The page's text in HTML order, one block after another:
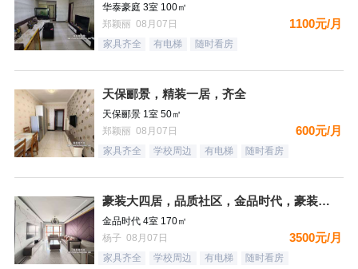
华泰豪庭 3室 100㎡
郑颖丽 08月07日
1100元/月
家具齐全 有电梯 随时看房
天保郦景，精装一居，齐全
天保郦景 1室 50㎡
郑颖丽 08月07日
600元/月
家具齐全 学校周边 有电梯 随时看房
豪装大四居，品质社区，金品时代，豪装双卫，看房有钥匙
金品时代 4室 170㎡
杨子 08月07日
3500元/月
家具齐全 学校周边 有电梯 随时看房